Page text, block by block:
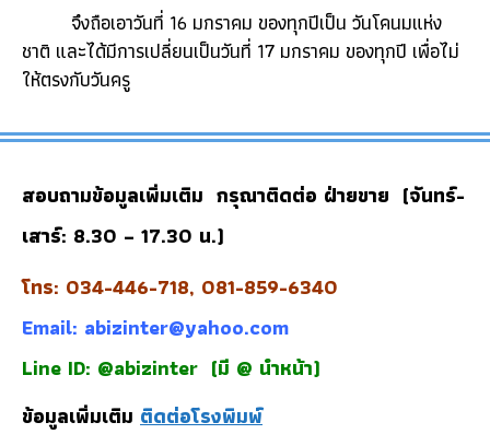
จึงถือเอาวันที่ 16 มกราคม ของทุกปีเป็น วันโคนมแห่ง
ชาติ และได้มีการเปลี่ยนเป็นวันที่ 17 มกราคม ของทุกปี เพื่อไม่
ให้ตรงกับวันครู
สอบถามข้อมูลเพิ่มเติม กรุณาติดต่อ ฝ่ายขาย (จันทร์-
เสาร์: 8.30 – 17.30 น.)
โทร: 034-446-718, 081-859-6340
Email: abizinter@yahoo.com
Line ID: @abizinter (มี @ นำหน้า)
ข้อมูลเพิ่มเติม ติดต่อโรงพิมพ์